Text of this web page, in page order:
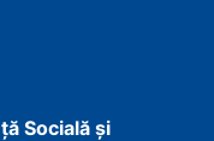
Socială şi